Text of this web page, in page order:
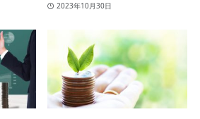
2023年10月30日